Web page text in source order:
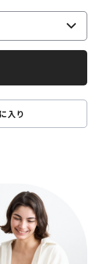
入り